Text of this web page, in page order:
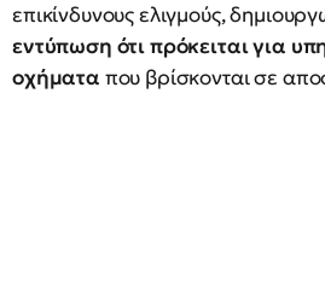
επικίνδυνους ελιγμούς,
εντύπωση ότι πρόκειται για
οχήματα που βρίσκονται σε